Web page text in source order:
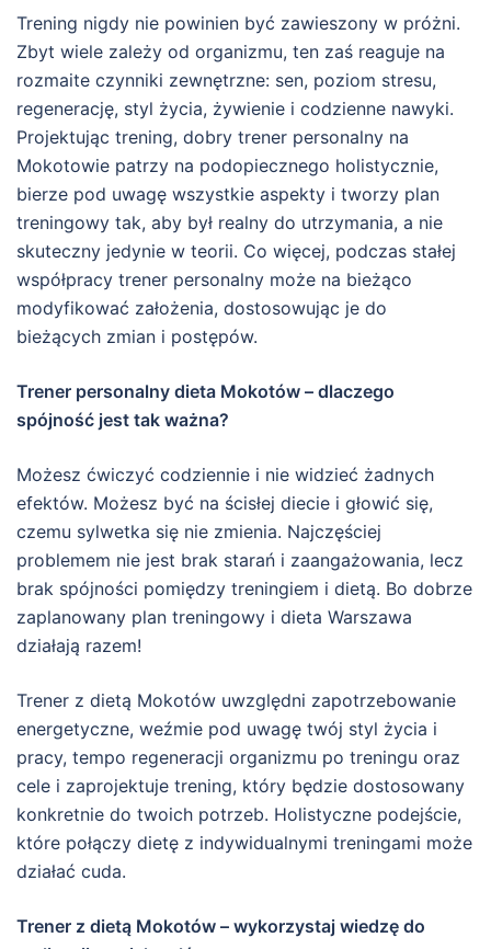
Trening nigdy nie powinien być zawieszony w próżni.
Zbyt wiele zależy od organizmu, ten zaś reaguje na
rozmaite czynniki zewnętrzne: sen, poziom stresu,
regenerację, styl życia, żywienie i codzienne nawyki.
Projektując trening, dobry trener personalny na
Mokotowie patrzy na podopiecznego holistycznie,
bierze pod uwagę wszystkie aspekty i tworzy plan
treningowy tak, aby był realny do utrzymania, a nie
skuteczny jedynie w teorii. Co więcej, podczas stałej
współpracy trener personalny może na bieżąco
modyfikować założenia, dostosowując je do
bieżących zmian i postępów.
Trener personalny dieta Mokotów – dlaczego
spójność jest tak ważna?
Możesz ćwiczyć codziennie i nie widzieć żadnych
efektów. Możesz być na ścisłej diecie i głowić się,
czemu sylwetka się nie zmienia. Najczęściej
problemem nie jest brak starań i zaangażowania, lecz
brak spójności pomiędzy treningiem i dietą. Bo dobrze
zaplanowany plan treningowy i dieta Warszawa
działają razem!
Trener z dietą Mokotów uwzględni zapotrzebowanie
energetyczne, weźmie pod uwagę twój styl życia i
pracy, tempo regeneracji organizmu po treningu oraz
cele i zaprojektuje trening, który będzie dostosowany
konkretnie do twoich potrzeb. Holistyczne podejście,
które połączy dietę z indywidualnymi treningami może
działać cuda.
Trener z dietą Mokotów – wykorzystaj wiedzę do